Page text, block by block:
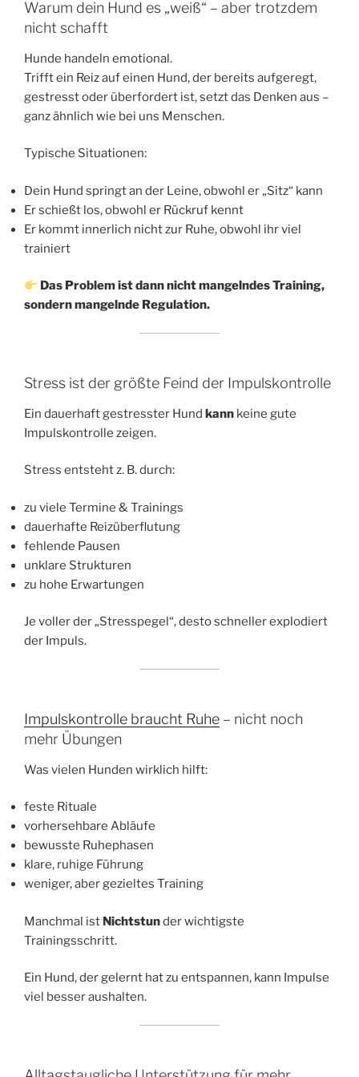
Warum dein Hund es „weiß“ – aber trotzdem
nicht schafft
Hunde handeln emotional.
Trifft ein Reiz auf einen Hund, der bereits aufgeregt,
gestresst oder überfordert ist, setzt das Denken aus –
ganz ähnlich wie bei uns Menschen.
Typische Situationen:
Dein Hund springt an der Leine, obwohl er „Sitz“ kann
Er schießt los, obwohl er Rückruf kennt
Er kommt innerlich nicht zur Ruhe, obwohl ihr viel
trainiert
Das Problem ist dann nicht mangelndes Training,
sondern mangelnde Regulation.
Stress ist der größte Feind der Impulskontrolle
Ein dauerhaft gestresster Hund kann keine gute
Impulskontrolle zeigen.
Stress entsteht z. B. durch:
zu viele Termine & Trainings
dauerhafte Reizüberflutung
fehlende Pausen
unklare Strukturen
zu hohe Erwartungen
Je voller der „Stresspegel“, desto schneller explodiert
der Impuls.
Impulskontrolle braucht Ruhe – nicht noch
mehr Übungen
Was vielen Hunden wirklich hilft:
feste Rituale
vorhersehbare Abläufe
bewusste Ruhephasen
klare, ruhige Führung
weniger, aber gezieltes Training
Manchmal ist Nichtstunder wichtigste
Trainingsschritt.
Ein Hund, der gelernt hat zu entspannen, kann Impulse
viel besser aushalten.